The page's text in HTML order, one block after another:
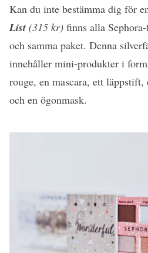
Kan du inte bestämma dig för
List (315 kr) finns alla
och samma paket. Denna
innehåller mini-produkter i
rouge, en mascara, ett
och en ögonmask.